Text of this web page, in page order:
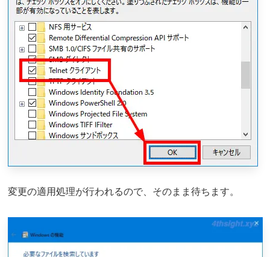
変更の適用処理が行われるので、そのまま待ちます。